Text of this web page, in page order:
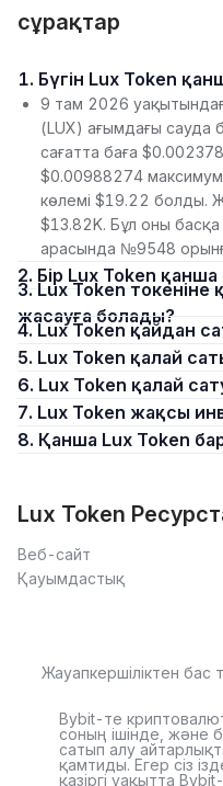
сұрақтар
1. Бүгін Lux Token
9 там 2026
(LUX) ағымдағы сауда
сағатта баға
$0.00988274
көлемі $19.22 болды.
$13.82K. Бұл оны
арасында №9548
2. Бір Lux Token
3. Lux Token токеніне қалай инвестиция
жасауға болады?
4. Lux Token қайдан
5. Lux Token қалай
6. Lux Token қалай
7. Lux Token жақсы
8. Қанша Lux Token
Lux Token
Веб-сайт
Қауымдастық
Жауапкершіліктен бас
Bybit-те
соның ішінде, және
сатып алу
қамтиды. Егер сіз
қазіргі уақытта